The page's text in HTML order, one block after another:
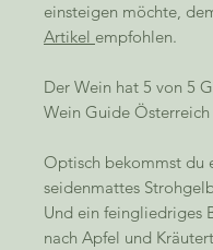
einsteigen möchte,
Artikel empfohlen.
Der Wein hat 5 von 5
Wein Guide
Optisch bekommst du
seidenmattes
Und ein feingliedriges
nach Apfel und